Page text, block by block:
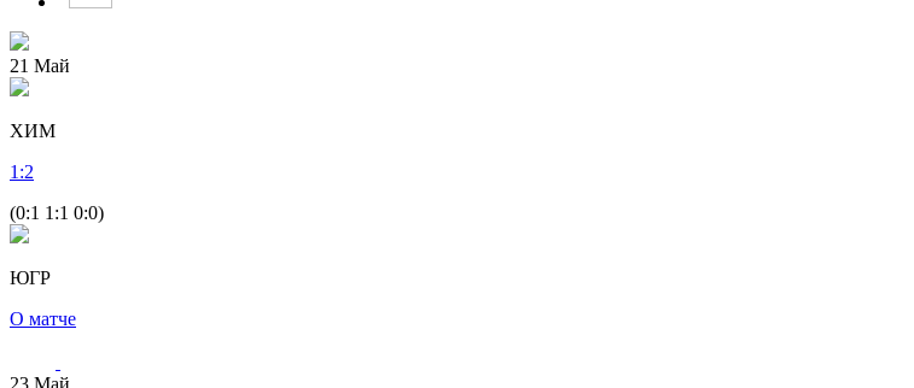
21 Май
ХИМ
1 :2
(0:1 1:1 0:0)
ЮГР
О матче
23 Май